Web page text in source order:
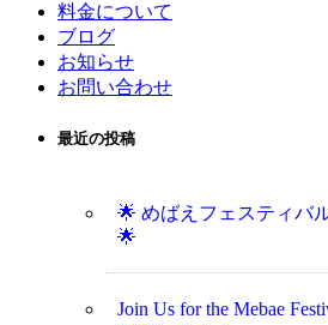
料金について
ブログ
お知らせ
お問い合わせ
最近の投稿
🌟 めばえフェスティバ
🌟
Join Us for the Mebae